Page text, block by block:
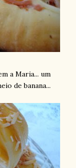
a Maria... um
de banana...